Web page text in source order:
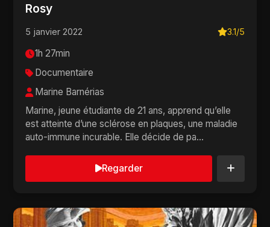
Rosy
5 janvier 2022 3.1/5
1h 27min
Documentaire
Marine Barnérias
Marine, jeune étudiante de 21 ans, apprend qu’elle
est atteinte d’une sclérose en plaques, une maladie
auto-immune incurable. Elle décide de pa...
Regarder